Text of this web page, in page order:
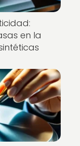
en la